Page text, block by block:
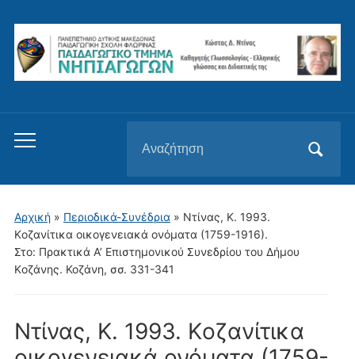
Εναλλαγή
μενού
για
κινητά
για:
Αρχική» Περιοδικά-Συνέδρια » Ντίνας, Κ. 1993.
Kοζανίτικα οικογενειακά ονόματα (1759-1916).
Στο: Πρακτικά Α’ Eπιστημονικού Συνεδρίου του Δήμου
Kοζάνης. Κοζάνη, σσ. 331-341
Ντίνας, Κ. 1993. Kοζανίτικα